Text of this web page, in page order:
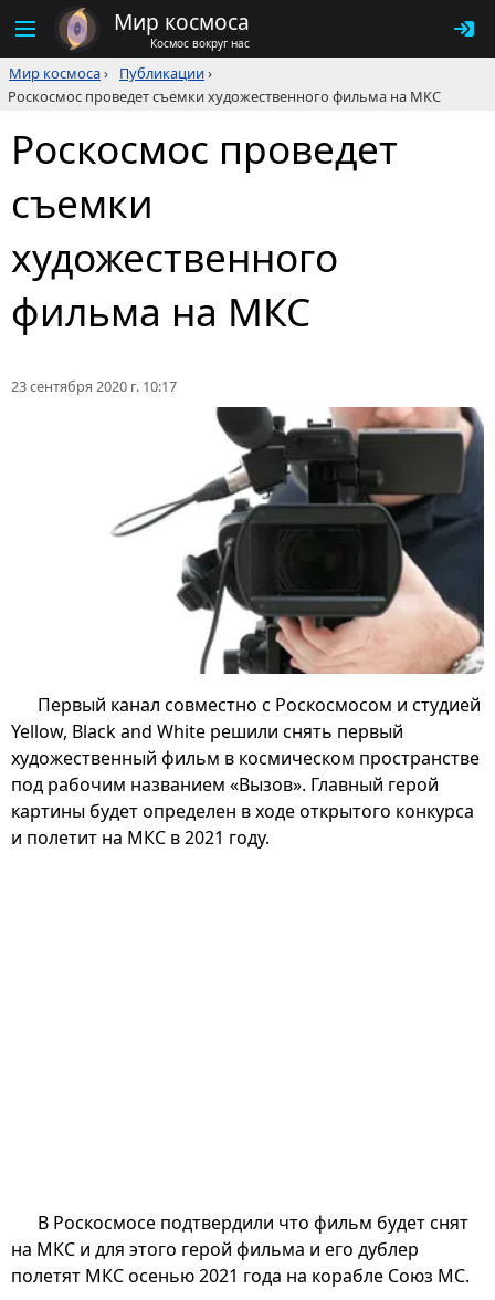
Мир космоса
Космос вокруг нас
Мир космоса› Публикации›
Роскосмос проведет съемки художественного фильма на МКС
Роскосмос проведет
съемки
художественного
фильма на МКС
23 сентября 2020 г. 10:17
Первый канал совместно с Роскосмосом и студией
Yellow, Black and White решили снять первый
художественный фильм в космическом пространстве
под рабочим названием «Вызов». Главный герой
картины будет определен в ходе открытого конкурса
и полетит на МКС в 2021 году.
В Роскосмосе подтвердили что фильм будет снят
на МКС и для этого герой фильма и его дублер
полетят МКС осенью 2021 года на корабле Союз МС.